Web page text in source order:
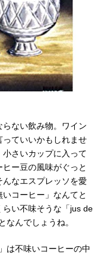
ない飲み物。ワイン
ていいかもしれませ
さいカップに入って
ー豆の風味がぐっと
なエスプレッソを愛
コーヒー」なんてと
い不味そうな「jus de
なんでしょうね。
は不味いコーヒーの中